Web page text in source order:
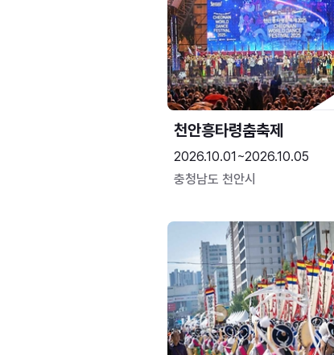
천안흥타령춤축제
2026.10.01~2026.10.05
충청남도 천안시